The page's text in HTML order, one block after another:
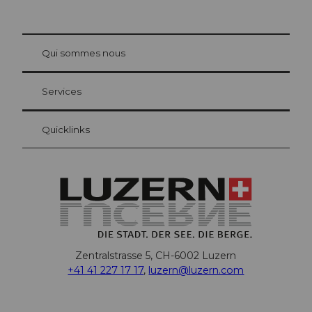
Carte d’hôte Lucerne
Vos avantages en tant qu'hôte pour la nuit
at Bre
Qui sommes nous
Services
Quicklinks
Zentralstrasse 5, CH-6002 Luzern
+41 41 227 17 17, luzern@luzern.com